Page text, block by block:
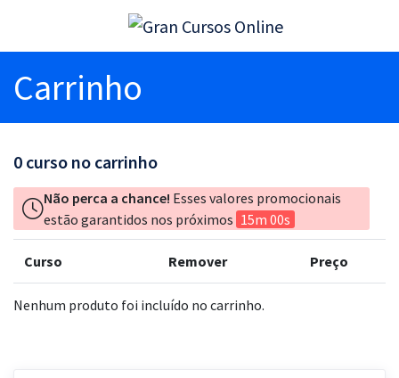
Carrinho
0 curso no carrinho
Não perca a chance! Esses valores promocionais
estão garantidos nos próximos 15m 00s
Curso Remover Preço
Nenhum produto foi incluído no carrinho.